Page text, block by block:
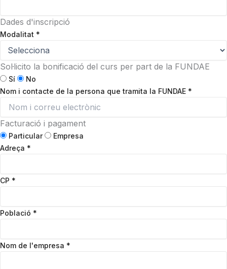
Dades d'inscripció
Modalitat *
Sol·licito la bonificació del curs per part de la FUNDAE
Sí
No
Nom i contacte de la persona que tramita la FUNDAE *
Facturació i pagament
Particular
Empresa
Adreça *
CP *
Població *
Nom de l'empresa *